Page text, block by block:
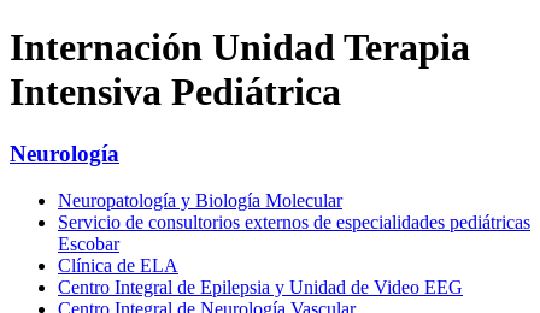
Internación Unidad Terapia
Intensiva Pediátrica
Neurología
Neuropatología y Biología Molecular
Servicio de consultorios externos de especialidades pediátricas
Escobar
Clínica de ELA
Centro Integral de Epilepsia y Unidad de Video EEG
Centro Integral de Neurología Vascular